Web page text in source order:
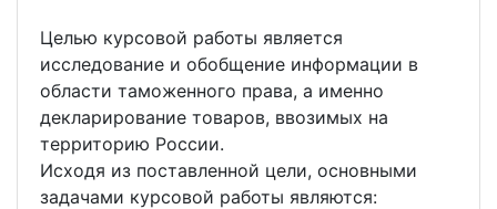
Целью курсовой работы является
исследование и обобщение информации в
области таможенного права, а именно
декларирование товаров, ввозимых на
территорию России.
Исходя из поставленной цели, основными
задачами курсовой работы являются: